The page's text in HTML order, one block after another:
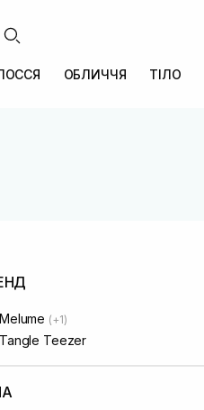
ОБЛИЧЧЯ ТІЛО
Melume (+1)
Tangle Teezer